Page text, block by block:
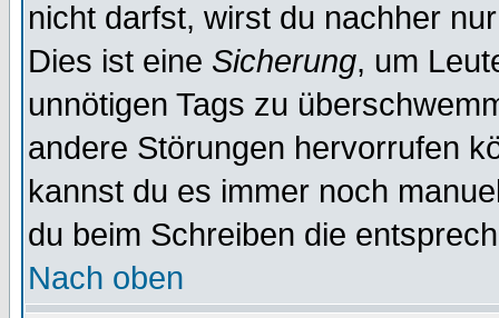
nicht darfst, wirst du nachher
Dies ist eine Sicherung, um
unnötigen Tags zu
andere Störungen hervorrufen
kannst du es immer noch
du beim Schreiben die
Nach oben